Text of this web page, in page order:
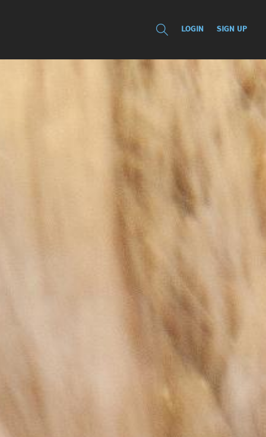
LOGIN SIGN UP